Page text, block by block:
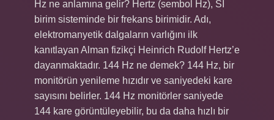
Hz ne anlamına gelir? Hertz (sembol Hz), SI
birim sisteminde bir frekans birimidir. Adı,
elektromanyetik dalgaların varlığını ilk
kanıtlayan Alman fizikçi Heinrich Rudolf Hertz’e
dayanmaktadır. 144 Hz ne demek? 144 Hz, bir
monitörün yenileme hızıdır ve saniyedeki kare
sayısını belirler. 144 Hz monitörler saniyede
144 kare görüntüleyebilir, bu da daha hızlı bir